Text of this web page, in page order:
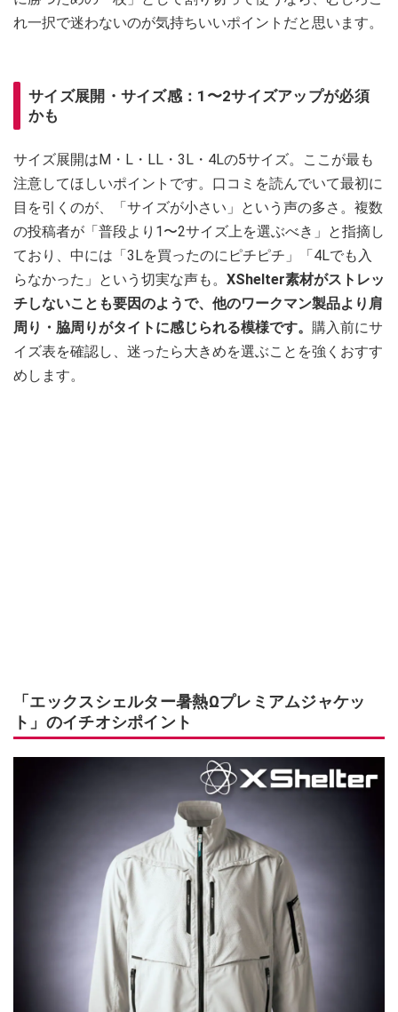
れ一択で迷わないのが気持ちいいポイントだと思います。
サイズ展開・サイズ感：1〜2サイズアップが必須
かも
サイズ展開はM・L・LL・3L・4Lの5サイズ。ここが最も
注意してほしいポイントです。口コミを読んでいて最初に
目を引くのが、「サイズが小さい」という声の多さ。複数
の投稿者が「普段より1〜2サイズ上を選ぶべき」と指摘し
ており、中には「3Lを買ったのにピチピチ」「4Lでも入
らなかった」という切実な声も。 XShelter素材がストレッ
チしないことも要因のようで、他のワークマン製品より肩
周り・脇周りがタイトに感じられる模様です。 購入前にサ
イズ表を確認し、迷ったら大きめを選ぶことを強くおすす
めします。
「エックスシェルター暑熱Ωプレミアムジャケッ
ト」のイチオシポイント